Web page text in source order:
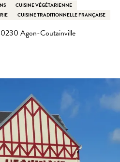
CUISINE VÉGÉTARIENNE
CUISINE TRADITIONNELLE FRANÇAISE
Agon-Coutainville